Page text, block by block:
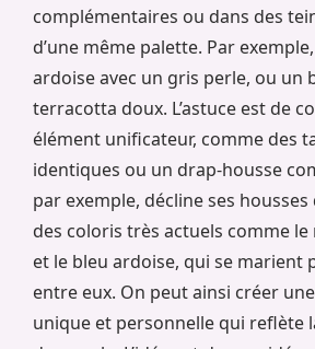
complémentaires ou dans des
d’une même palette. Par
ardoise avec un gris perle, ou un
terracotta doux. L’astuce est de
élément unificateur, comme des
identiques ou un drap-housse
par exemple, décline ses
des coloris très actuels comme le
et le bleu ardoise, qui se marient
entre eux. On peut ainsi créer
unique et personnelle qui reflète